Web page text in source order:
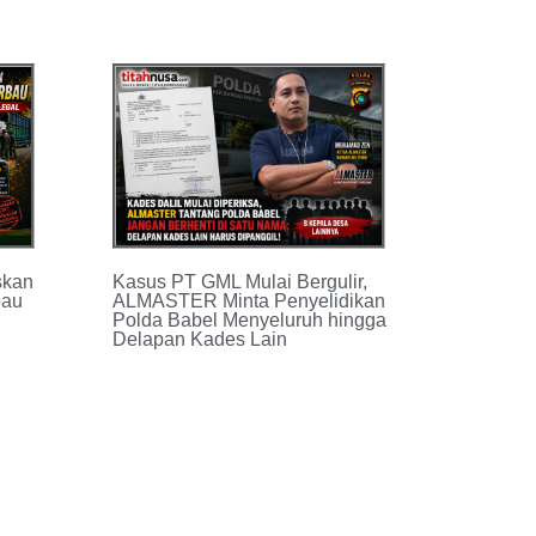
Kasus PT GML Mulai Bergulir,
ALMASTER Minta Penyelidikan
Polda Babel Menyeluruh hingga
Delapan Kades Lain